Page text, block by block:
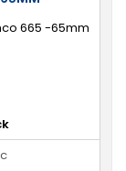
665 -65mm